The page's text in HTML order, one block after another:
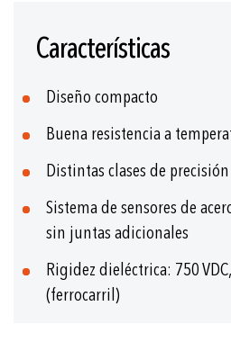
comienzo
galería
imágenes
Características
Diseño compacto
Buena resistencia a
Distintas clases de precisión
Sistema de sensores de
sin juntas adicionales
Rigidez dieléctrica: 750
(ferrocarril)